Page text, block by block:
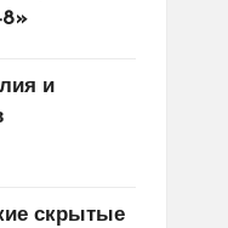
8»
и
скрытые